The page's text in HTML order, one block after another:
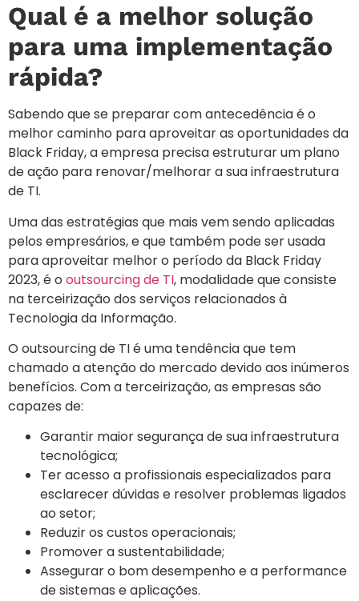
Qual é a melhor solução
para uma implementação
rápida?
Sabendo que se preparar com antecedência é o
melhor caminho para aproveitar as oportunidades da
Black Friday, a empresa precisa estruturar um plano
de ação para renovar/melhorar a sua infraestrutura
de TI.
Uma das estratégias que mais vem sendo aplicadas
pelos empresários, e que também pode ser usada
para aproveitar melhor o período da Black Friday
2023, é o outsourcing de TI, modalidade que consiste
na terceirização dos serviços relacionados à
Tecnologia da Informação.
O outsourcing de TI é uma tendência que tem
chamado a atenção do mercado devido aos inúmeros
benefícios. Com a terceirização, as empresas são
capazes de:
Garantir maior segurança de sua infraestrutura
tecnológica;
Ter acesso a profissionais especializados para
esclarecer dúvidas e resolver problemas ligados
ao setor;
Reduzir os custos operacionais;
Promover a sustentabilidade;
Assegurar o bom desempenho e a performance
de sistemas e aplicações.